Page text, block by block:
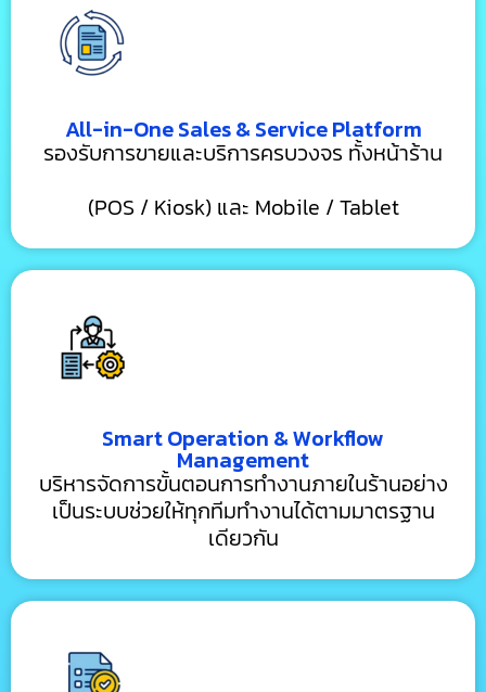
All-in-One Sales & Service Platform
รองรับการขายและบริการครบวงจร ทั้งหน้าร้าน
(POS / Kiosk) และ Mobile / Tablet
Smart Operation & Workflow
Management
บริหารจัดการขั้นตอนการทำงานภายในร้านอย่าง
เป็นระบบช่วยให้ทุกทีมทำงานได้ตามมาตรฐาน
เดียวกัน